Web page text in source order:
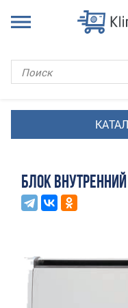
БЛОК ВНУТРЕННИЙ